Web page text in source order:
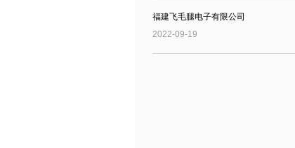
福建飞毛腿电子有限公司
2022-09-19